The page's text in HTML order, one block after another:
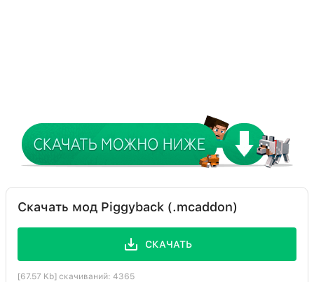
Скачать мод Piggyback (.mcaddon)
СКАЧАТЬ
[67.57 Kb] скачиваний: 4365